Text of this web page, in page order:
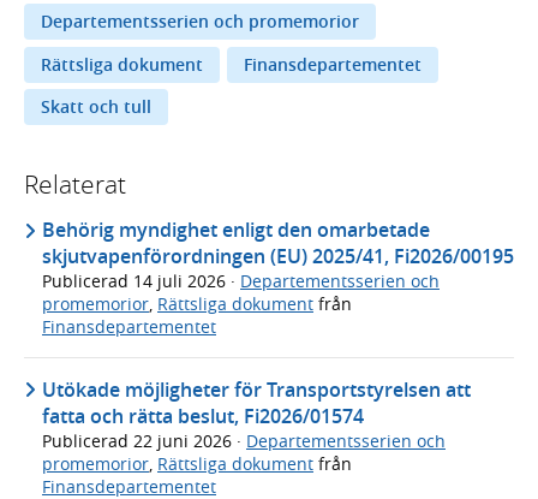
Departementsserien och promemorior
Rättsliga dokument
Finansdepartementet
Skatt och tull
Relaterat
Behörig myndighet enligt den omarbetade
skjutvapenförordningen (EU) 2025/41, Fi2026/00195
Publicerad 14 juli 2026 · Departementsserien och
promemorior, Rättsliga dokument från
Finansdepartementet
Utökade möjligheter för Transportstyrelsen att
fatta och rätta beslut, Fi2026/01574
Publicerad 22 juni 2026 · Departementsserien och
promemorior, Rättsliga dokument från
Finansdepartementet